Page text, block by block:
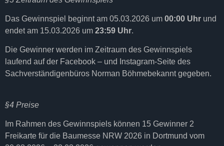
Das Gewinnspiel beginnt am 05.03.2026 um 00:00 Uhr und
endet am 15.03.2026 um 23:59 Uhr.
Die Gewinner werden im Zeitraum des Gewinnspiels
laufend auf der Facebook – und Instagram-Seite des
Sachverständigenbüros Norman Böhmebekannt gegeben.
§4 Preise
Im Rahmen des Gewinnspiels können 15 Gewinner 2
Freikarte für die Baumesse NRW 2026 in Dortmund vom